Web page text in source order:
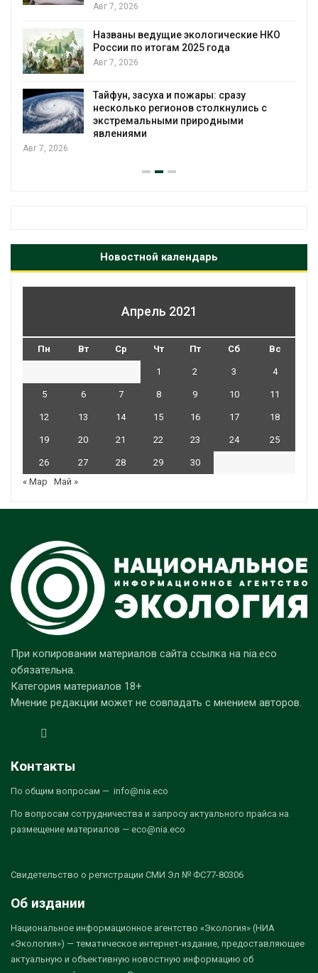
Авг 7, 2026
Названы ведущие экологические НКО
России по итогам 2025 года
Авг 7, 2026
Тайфун, засуха и пожары: сразу
несколько регионов столкнулись с
экстремальными природными
явлениями
Авг 7, 2026
Новостной календарь
Апрель 2021
Пн Вт Ср Чт Пт Сб Вс
1 2 3 4
5 6 7 8 9 10 11
12 13 14 15 16 17 18
19 20 21 22 23 24 25
26 27 28 29
30
« Мар
Май »
При копировании материалов сайта ссылка на nia.eco
обязательна.
Категория материалов 18+
Мнение редакции может не совпадать с мнением авторов.
Контакты
По общим вопросам — info@nia.eco
По вопросам сотрудничества и запросу актуального прайса на
размещение материалов — eco@nia.eco
Свидетельство о регистрации СМИ Эл № ФС77-80306
Об издании
Национальное информационное агентство «Экология» (НИА
«Экология») — тематическое интернет-издание, предоставляющее
актуальную и объективную новостную информацию об